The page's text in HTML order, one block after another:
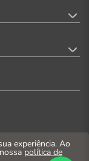
experiência. Ao
política de